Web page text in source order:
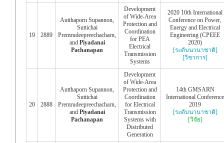
19 2889
Autthaporn Supannon,
Suttichai
Premrudeepreechacharn,
and Piyadanai
Pachanapan
Development
of Wide-Area
Protection and
Coordination
for PEA
Electrical
Transmission
Systems
2020 10th International
Conference on Power,
Energy and Electrical
Engineering (CPEEE
2020)
[ระดับนานาชาติ]
[วิชาการ]
20 2888
Autthaporn Supannon,
Suttichai
Premrudeepreechacharn,
and Piyadanai
Pachanapan
Development
of Wide-Area
Protection and
Coordination
for Electrical
Transmission
Systems with
Distributed
Generation
14th GMSARN
International Conference
2019
[ระดับนานาชาติ]
[วิจัย]